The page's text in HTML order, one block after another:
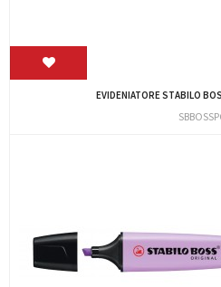
EVIDENIATORE STABILO